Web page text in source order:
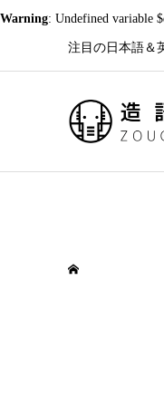
Warning: Undefined variable
注目の日本語＆